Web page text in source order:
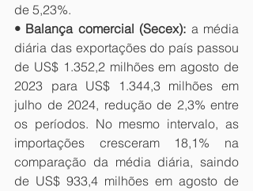
de 5,23%.
• Balança comercial (Secex): a média
diária das exportações do país passou
de US$ 1.352,2 milhões em agosto de
2023 para US$ 1.344,3 milhões em
julho de 2024, redução de 2,3% entre
os períodos. No mesmo intervalo, as
importações cresceram 18,1% na
comparação da média diária, saindo
de US$ 933,4 milhões em agosto de